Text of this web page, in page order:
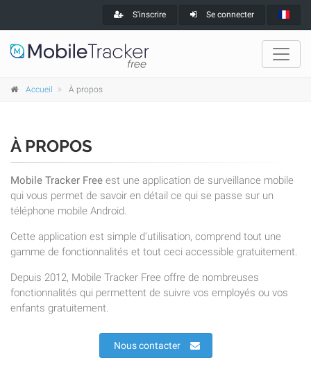
S'inscrire Se connecter
Accueil À propos
À PROPOS
Mobile Tracker Free est une application de surveillance mobile
qui vous permet de savoir en détail ce qui se passe sur un
téléphone mobile Android.
Cette application est simple d'utilisation, comprend tout une
gamme de fonctionnalités et tout ceci accessible gratuitement.
Depuis 2012, Mobile Tracker Free offre de nombreuses
fonctionnalités qui permettent de suivre vos employés ou vos
enfants gratuitement.
Nous contacter